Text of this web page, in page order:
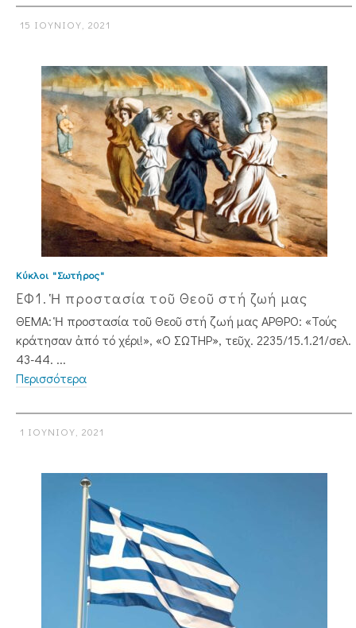
15 ΙΟΥΝΊΟΥ, 2021
Κύκλοι "Σωτήρος"
ΕΦ1. Ἡ προστασία τοῦ Θεοῦ στή ζωή μας
ΘΕΜΑ: Ἡ προστασία τοῦ Θεοῦ στή ζωή μας ΑΡΘΡΟ: «Τούς
κράτησαν ἀπό τό χέρι!», «Ο ΣΩΤΗΡ», τεῦχ. 2235/15.1.21/σελ.
43-44. ...
Περισσότερα
1 ΙΟΥΝΊΟΥ, 2021